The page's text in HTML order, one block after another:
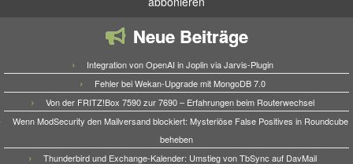
Neue Beiträge
Integration von OpenAI in Joplin via Jarvis-Plugin
Fehler bei Wekan-Upgrade mit MongoDB 7.0
Von der FRITZ!Box 7590 zur 7690 – Erfahrungen beim Routerwechsel
Wenn ModSecurity den Mailversand blockiert: Mysteriöse False Positives in Roundcube
beheben
Thunderbird und Exchange-Kalender: Umstieg von TbSync auf DavMail